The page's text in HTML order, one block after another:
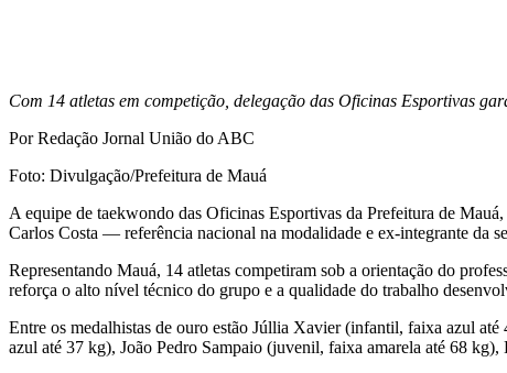
Com 14 atletas em competição, delegação das Oficinas Esportivas
Por Redação Jornal União do ABC
Foto: Divulgação/Prefeitura de Mauá
A equipe de taekwondo das Oficinas Esportivas da Prefeitura de
Carlos Costa — referência nacional na modalidade e ex-integrante da
Representando Mauá, 14 atletas competiram sob a orientação do
reforça o alto nível técnico do grupo e a qualidade do trabalho
Entre os medalhistas de ouro estão Júllia Xavier (infantil, faixa azul
azul até 37 kg), João Pedro Sampaio (juvenil, faixa amarela até 68